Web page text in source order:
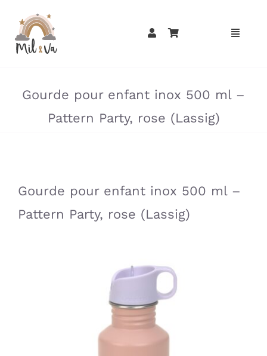
contenu
Gourde pour enfant inox 500 ml –
Pattern Party, rose (Lassig)
Gourde pour enfant inox 500 ml –
Pattern Party, rose (Lassig)